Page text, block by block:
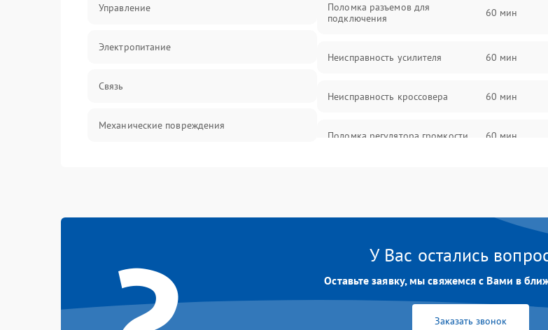
Управление
Электропитание
Связь
Механические повреждения
Поломка разъемов для
подключения
60 мин
Неисправность усилителя 60 мин
Неисправность кроссовера 60 мин
Поломка регулятора громкости 60 мин
Неисправность системы защиты от
короткого замыкания
60 мин
Повреждение системы защиты от
У Вас остались
Оставьте заявку, мы свяжемся с Вами в
Заказать звонок